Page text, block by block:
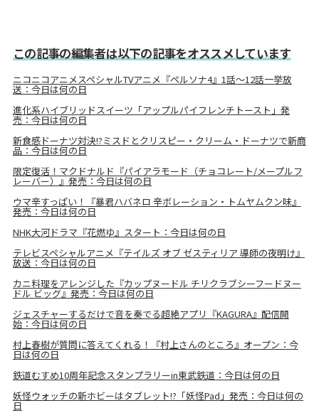
この記事の編集者は以下の記事をオススメしています
ニコニコアニメスペシャルTVアニメ『ペルソナ4』1話～12話一挙放
送：今日は何の日
進化系ハイブリッドスイーツ「アップルパイフレンチトースト」発
売：今日は何の日
新食感ドーナツ対決!?ミスドとクリスピー・クリーム・ドーナツで新商
品：今日は何の日
限定復活！マクドナルド『パイアラモード（チョコレート/メープルフ
レーバー）』発売：今日は何の日
ウマ辛すっぱい！『暴君ハバネロ 辛ボレーション・トムヤムクン味』
発売：今日は何の日
NHK大河ドラマ『花燃ゆ』スタート：今日は何の日
テレビスペシャルアニメ『テイルズ オブ ゼスティリア 導師の夜明け』
放送：今日は何の日
カニ料理をアレンジした『カップヌードル チリクラブシーフードヌー
ドル ビッグ』発売：今日は何の日
ジェスチャーするだけで音を奏でる超絶アプリ『KAGURA』配信開
始：今日は何の日
村上春樹が質問に答えてくれる！『村上さんのところ』オープン：今
日は何の日
鉄道むすめ10周年記念スタンプラリーin東武鉄道：今日は何の日
妖怪ウォッチの新ホビーはタブレット!?「妖怪Pad」発売：今日は何の
日